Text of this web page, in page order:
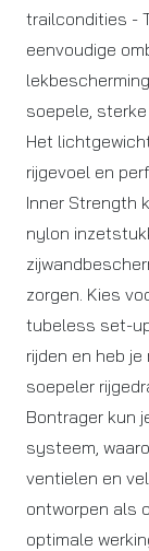
trailcondities -
eenvoudige
soepele,
Het
rijgevoel en
Inner Strength
nylon
zorgen. Kies
tubeless set-
rijden en heb
soepeler
Bontrager kun
systeem,
ventielen en
ontworpen als
optimale